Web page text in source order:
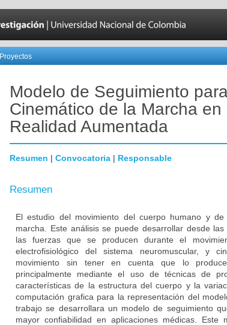
Proyectos
Modelo de Seguimiento
Cinemático de la Marcha
Realidad Aumentada
Resumen | Convocatoria | Responsable
Resumen
El estudio del movimiento del cuerpo humano y
marcha. Este análisis se puede desarrollar desde
las fuerzas que se producen durante el
electrofisiológico del sistema neuromuscular, y
movimiento sin tener en cuenta que lo
principalmente mediante el uso de técnicas de
características de la estructura del cuerpo y la
computación grafica para la representación del
trabajo se desarrollara un modelo de seguimiento
mayor confiabilidad en aplicaciones médicas.